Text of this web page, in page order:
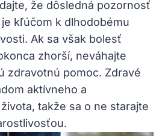
že dôsledná pozornosť
kľúčom k dlhodobému
Ak sa však bolesť
zhorší, neváhajte
zdravotnú pomoc. Zdravé
aktívneho a
takže sa o ne starajte